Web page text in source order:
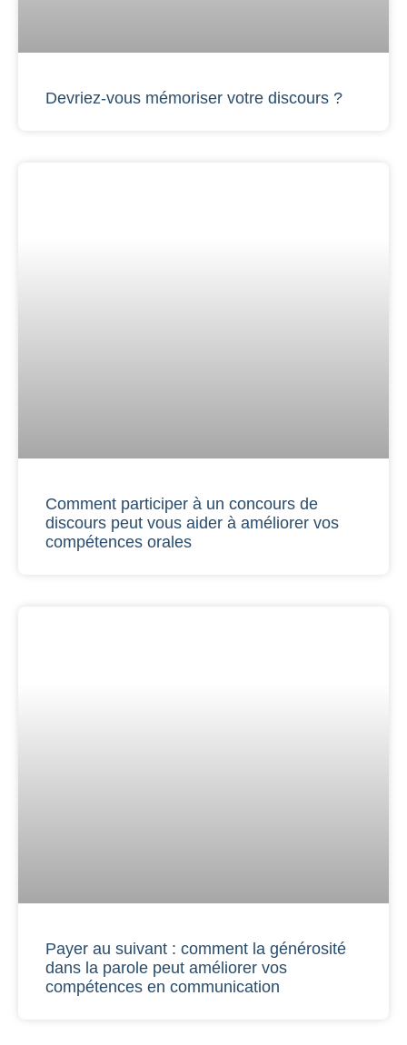
Devriez-vous mémoriser votre discours ?
Comment participer à un concours de
discours peut vous aider à améliorer vos
compétences orales
Payer au suivant : comment la générosité
dans la parole peut améliorer vos
compétences en communication